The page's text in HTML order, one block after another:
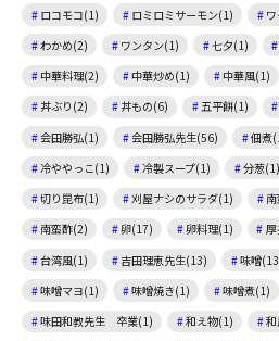
ロコモコ(1)
ロミロミサーモン(1)
わかめ(2)
ワンタン(1) 七夕(1)
中華料理(2)
中華炒め(1) 中華風(1)
丼ぶり(2)
丼もの(6) 五平餅(1)
会田勝弘(1)
会田勝弘先生(56) 佃煮
冷ややっこ(1)
冷製スープ(1) 分葱(1)
切り昆布(1)
刈屋ナシのサラダ(1)
南蛮酢(2)
卵(17) 卵料理(1)
台湾風(1)
吉田理恵先生(13) 味噌
味噌マヨ(1)
味噌焼き(1) 味噌煮(1)
味田和教先生 卒業(1)
和え物(1)